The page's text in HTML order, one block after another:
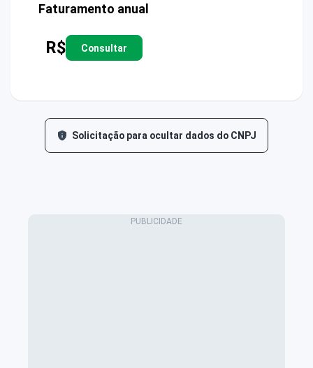
Faturamento anual
R$ Consultar
Solicitação para ocultar dados do CNPJ